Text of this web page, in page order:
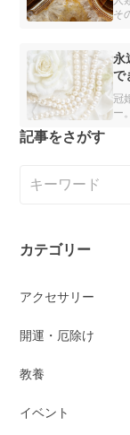
そ
永
で
レ
冠
ー
記事をさがす
カテゴリー
アクセサリー
開運・厄除け
教養
イベント